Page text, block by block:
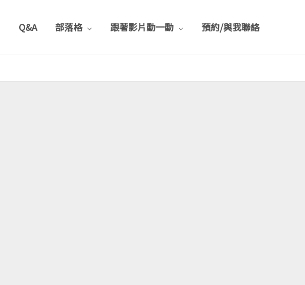
Q&A 部落格 跟著影片動一動 預約/與我聯絡